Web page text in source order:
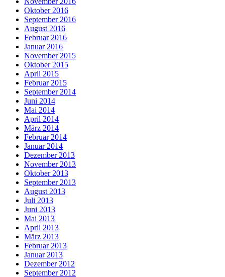
Oktober 2016
September 2016
August 2016
Februar 2016
Januar 2016
November 2015
Oktober 2015
April 2015
Februar 2015
September 2014
Juni 2014
Mai 2014
April 2014
März 2014
Februar 2014
Januar 2014
Dezember 2013
November 2013
Oktober 2013
September 2013
August 2013
Juli 2013
Juni 2013
Mai 2013
April 2013
März 2013
Februar 2013
Januar 2013
Dezember 2012
September 2012